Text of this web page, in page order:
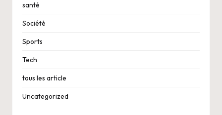
santé
Société
Sports
Tech
tous les article
Uncategorized